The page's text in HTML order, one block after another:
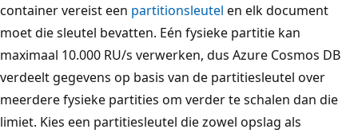
container vereist een partitionsleutel en elk document
moet die sleutel bevatten. Eén fysieke partitie kan
maximaal 10.000 RU/s verwerken, dus Azure Cosmos DB
verdeelt gegevens op basis van de partitiesleutel over
meerdere fysieke partities om verder te schalen dan die
limiet. Kies een partitiesleutel die zowel opslag als